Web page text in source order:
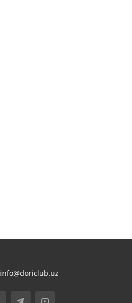
info@doriclub.uz